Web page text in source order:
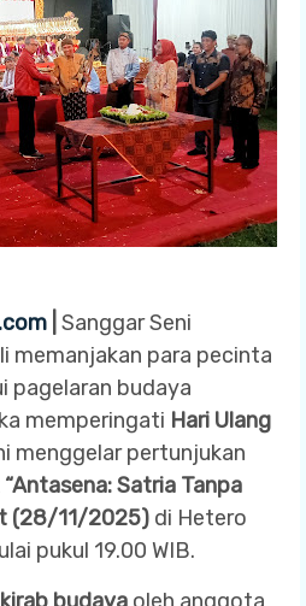
Sanggar Seni
memanjakan para pecinta
pagelaran budaya
memperingati Hari Ulang
menggelar pertunjukan
“Antasena: Satria Tanpa
(28/11/2025) di Hetero
pukul 19.00 WIB.